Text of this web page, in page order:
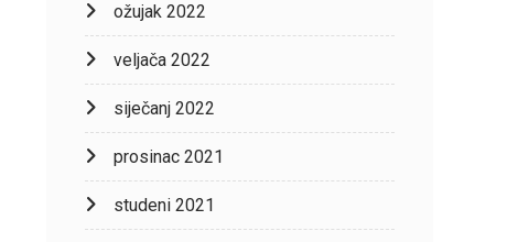
ožujak 2022
veljača 2022
siječanj 2022
prosinac 2021
studeni 2021